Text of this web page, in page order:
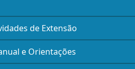
de Extensão
e Orientações